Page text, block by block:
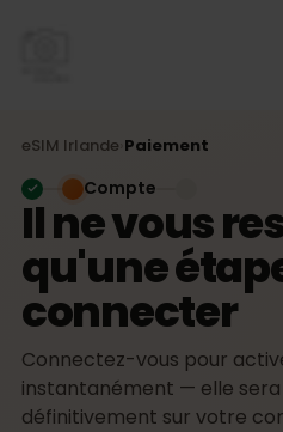
eSIM Irlande Paiement
Il ne vous
qu'une
connecter
Connectez-vous pour
instantanément — elle
définitivement sur votre
Compte